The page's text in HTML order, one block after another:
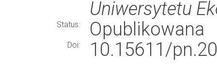
Uniwersytetu
Status: Opublikowana
Doi:
10.15611/